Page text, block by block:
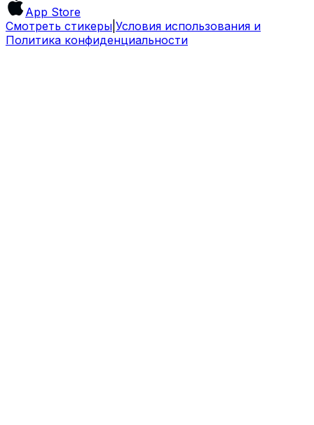
App Store
Смотреть стикеры Условия использования и
Политика конфиденциальности